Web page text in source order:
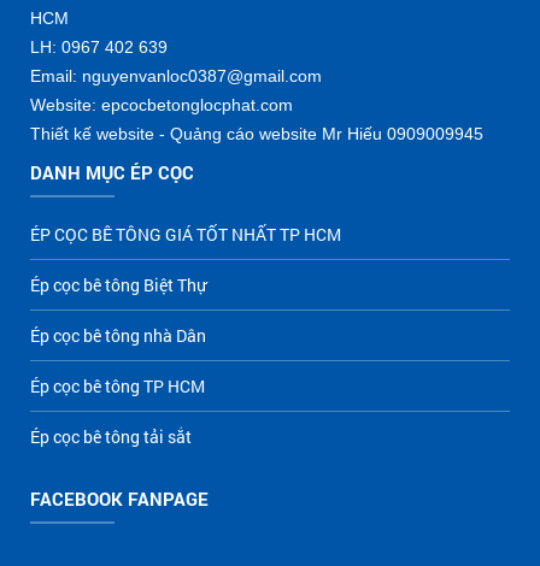
HCM
LH: 0967 402 639
Email: nguyenvanloc0387@gmail.com
Website: epcocbetonglocphat.com
Thiết kế website - Quảng cáo website Mr Hiếu 0909009945
DANH MỤC ÉP CỌC
ÉP CỌC BÊ TÔNG GIÁ TỐT NHẤT TP HCM
Ép cọc bê tông Biệt Thự
Ép cọc bê tông nhà Dân
Ép cọc bê tông TP HCM
Ép cọc bê tông tải sắt
FACEBOOK FANPAGE